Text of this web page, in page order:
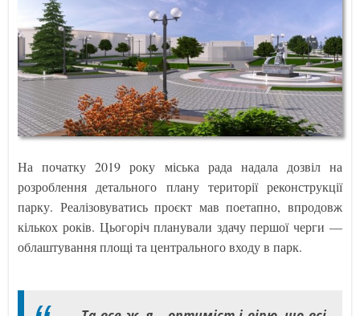
На початку 2019 року міська рада надала дозвіл на
розроблення детального плану території реконструкції
парку. Реалізовуватись проєкт мав поетапно, впродовж
кількох років. Цьогоріч планували здачу першої черги —
облаштування площі та центрального входу в парк.